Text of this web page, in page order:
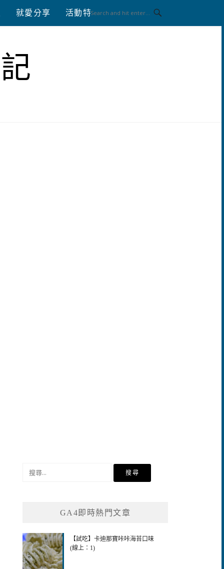
就愛分享 活動特區 體驗分享
GA4即時熱門文章
【試吃】卡迪那寶咔咔海苔口味
(線上：1)